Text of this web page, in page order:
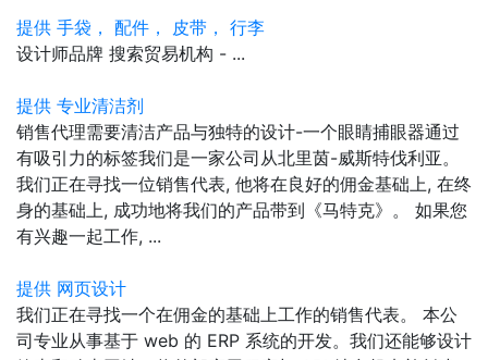
提供 手袋， 配件， 皮带， 行李
设计师品牌 搜索贸易机构 - ...
提供 专业清洁剂
销售代理需要清洁产品与独特的设计-一个眼睛捕眼器通过
有吸引力的标签我们是一家公司从北里茵-威斯特伐利亚。
我们正在寻找一位销售代表, 他将在良好的佣金基础上, 在终
身的基础上, 成功地将我们的产品带到《马特克》。 如果您
有兴趣一起工作, ...
提供 网页设计
我们正在寻找一个在佣金的基础上工作的销售代表。 本公
司专业从事基于 web 的 ERP 系统的开发。我们还能够设计